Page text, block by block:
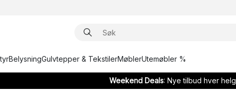
BelysningGulvtepper & TekstilerMøblerUtemøbler %
Weekend Deals: Nye tilbud hver helg